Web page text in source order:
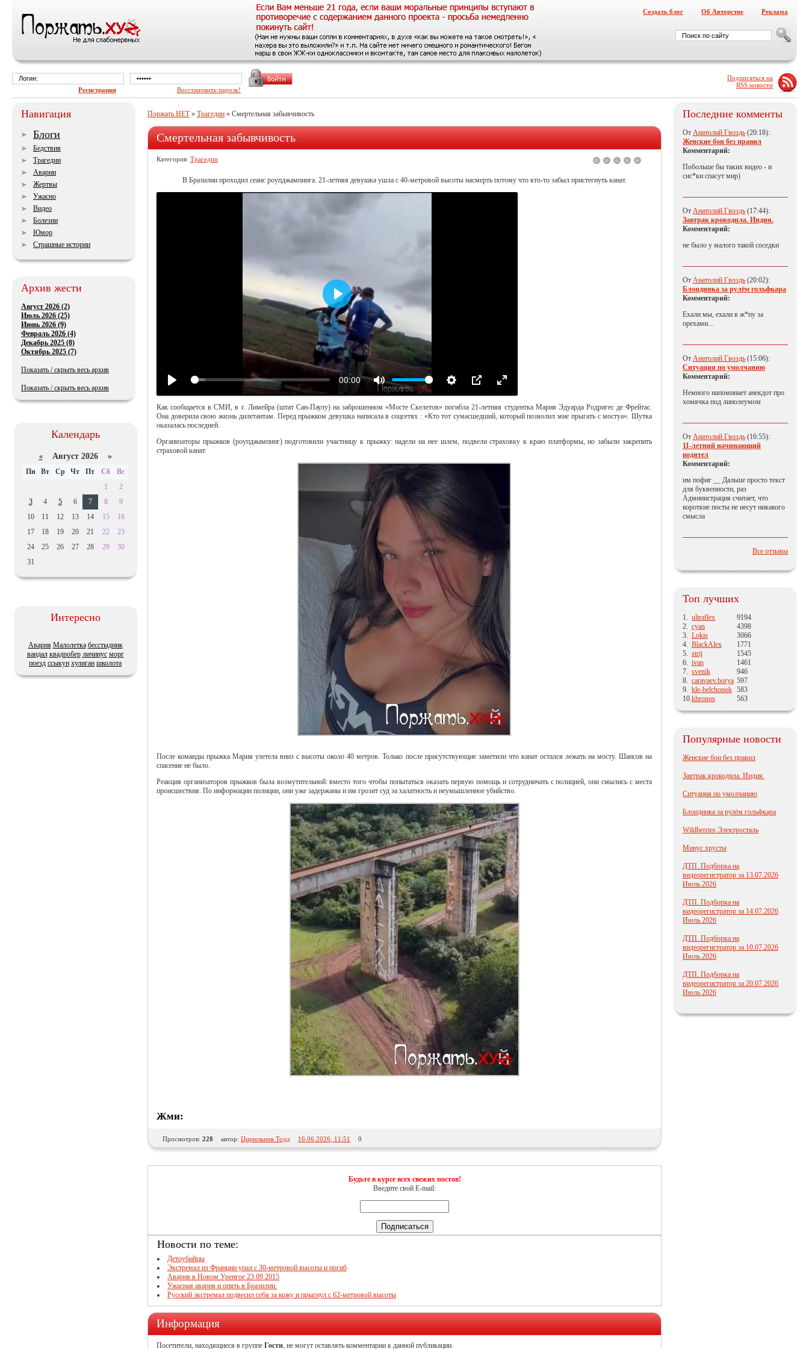
Поржать.НЕТ» Трагедии » Смертельная забывчивость
Смертельная забывчивость
Категория: Трагедии
В Бразилии проходил сеанс роупджампинга. 21-летняя девушка ушла с 40-метровой высоты насмерть потому что кто-то забыл пристегнуть канат.
00:00
Воспроизвести
Как сообщается в СМИ, в г. Лимейра (штат Сан-Паулу) на заброшенном «Мосте Скелетов» погибла 21-летняя студентка Мария Эдуарда Родригес де Фрейтас.
Она доверила свою жизнь дилетантам. Перед прыжком девушка написала в соцсетях : «Кто тот сумасшедший, который позволил мне прыгать с мостуа». Шутка
оказалась последней.
Организаторы прыжков (роупджампинг) подготовили участницу к прыжку: надели на нее шлем, подвели страховку к краю платформы, но забыли закрепить
страховой канат.
После команды прыжка Мария улетела вниз с высоты около 40 метров. Только после присутствующие заметили что канат остался лежать на мосту. Шансов на
спасение не было.
Реакция организаторов прыжков была возмутительной: вместо того чтобы попытаться оказать первую помощь и сотрудничать с полицией, они смылись с места
происшествия. По информации полиции, они уже задержаны и им грозит суд за халатность и неумышленное убийство.
Жми:
Просмотров: 228 автор: Цирюльник Тодд 16.06.2026, 11:51 0
Будьте в курсе всех свежих постов!
Введите свой E-mail:
Новости по теме:
Детоубийцы
Экстремал из Франции упал с 30-метровой высоты и погиб
Авария в Новом Уренгое 23 09 2015
Ужасная авария и опять в Бразилии.
Русский экстремал подвесил себя за кожу и прыгнул с 62-метровой высоты
Информация
Посетители, находящиеся в группе Гости , не могут оставлять комментарии к данной публикации.
Последние комменты
От Анатолий Гвоздь (20:18):
Женские бои без правил
Комментарий:
Побольше бы таких видео - и
сис*ки спасут мир)
От Анатолий Гвоздь (17:44):
Завтрак крокодила. Индия.
Комментарий:
не было у малого такой соседки
От Анатолий Гвоздь (20:02):
Блондинка за рулём гольфкара
Комментарий:
Ехали мы, ехали в ж*пу за
орехами...
От Анатолий Гвоздь (15:06):
Ситуация по умолчанию
Комментарий:
Немного напоминает анекдот про
хомячка под линолеумом
От Анатолий Гвоздь (16:55):
11-летний начинающий
водятел
Комментарий:
им пофиг __ Дальше просто текст
для буквенности, раз
Администрация считает, что
короткие посты не несут никакого
смысла
Все отзывы
Топ лучших
1. ultraflex
9194
2. cyan
4398
3. Lokis
3066
4. BlackAlex
1771
5. strij
1545
6. ivan
1461
7. svenik
946
8. caravaev.borya 597
9. kle-belchonok 583
10.khronos 563
Популярные новости
Женские бои без правил
Завтрак крокодила. Индия.
Ситуация по умолчанию
Блондинка за рулём гольфкара
Wildberries Электросталь
Минус хрусты
ДТП. Подборка на
видеорегистратор за 13.07.2026
Июль 2026
ДТП. Подборка на
видеорегистратор за 14.07.2026
Июль 2026
ДТП. Подборка на
видеорегистратор за 10.07.2026
Июль 2026
ДТП. Подборка на
видеорегистратор за 20.07.2026
Июль 2026
Навигация
Блоги
Бедствия
Трагедии
Аварии
Жертвы
Ужасно
Видео
Болезни
Юмор
Страшные истории
Архив жести
Август 2026 (2)
Июль 2026 (25)
Июнь 2026 (9)
Февраль 2026 (4)
Декабрь 2025 (8)
Октябрь 2025 (7)
Показать / скрыть весь архив
Показать / скрыть весь архив
Календарь
«Август 2026 »
Пн Вт Ср Чт Пт Сб
Вс
1
2
3
4 5 6 7 8
9
10
11 12 13 14 15
16
17
18 19 20 21 22
23
24
25 26 27 28 29
30
31
Интересно
Авария Малолетка бесстыдник
вандал квадробер личинус морг
поезд ссыкун хулиган школота
Создать блог Об Авторстве Реклама
Подписаться на
RSS новости
Регистрация Восстановить пароль!